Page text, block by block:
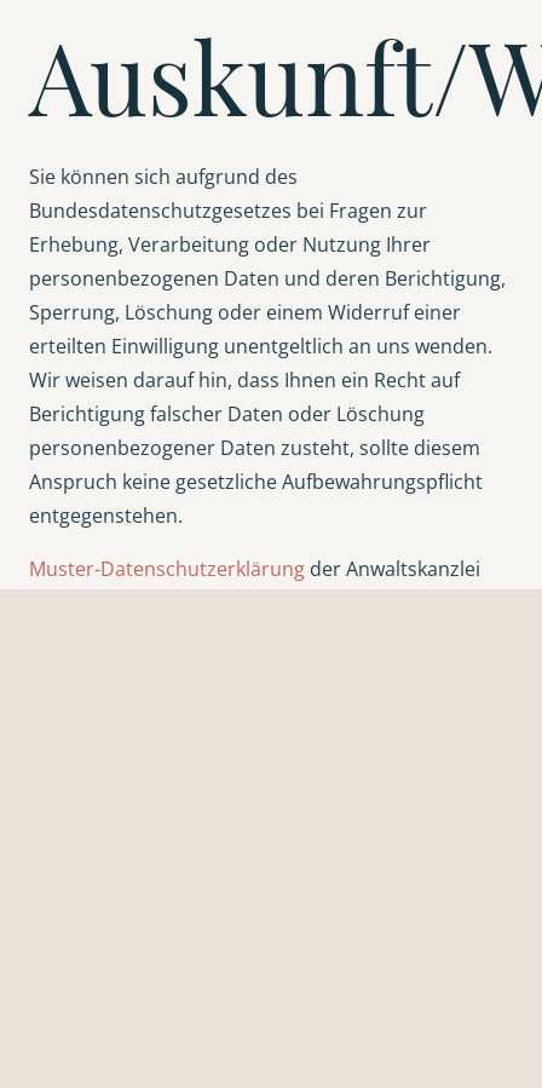
Auskunft/
Sie können sich aufgrund des
Bundesdatenschutzgesetzes bei Fragen zur
Erhebung, Verarbeitung oder Nutzung Ihrer
personenbezogenen Daten und deren Berichtigung,
Sperrung, Löschung oder einem Widerruf einer
erteilten Einwilligung unentgeltlich an uns wenden.
Wir weisen darauf hin, dass Ihnen ein Recht auf
Berichtigung falscher Daten oder Löschung
personenbezogener Daten zusteht, sollte diesem
Anspruch keine gesetzliche Aufbewahrungspflicht
entgegenstehen.
Muster-Datenschutzerklärung der Anwaltskanzlei